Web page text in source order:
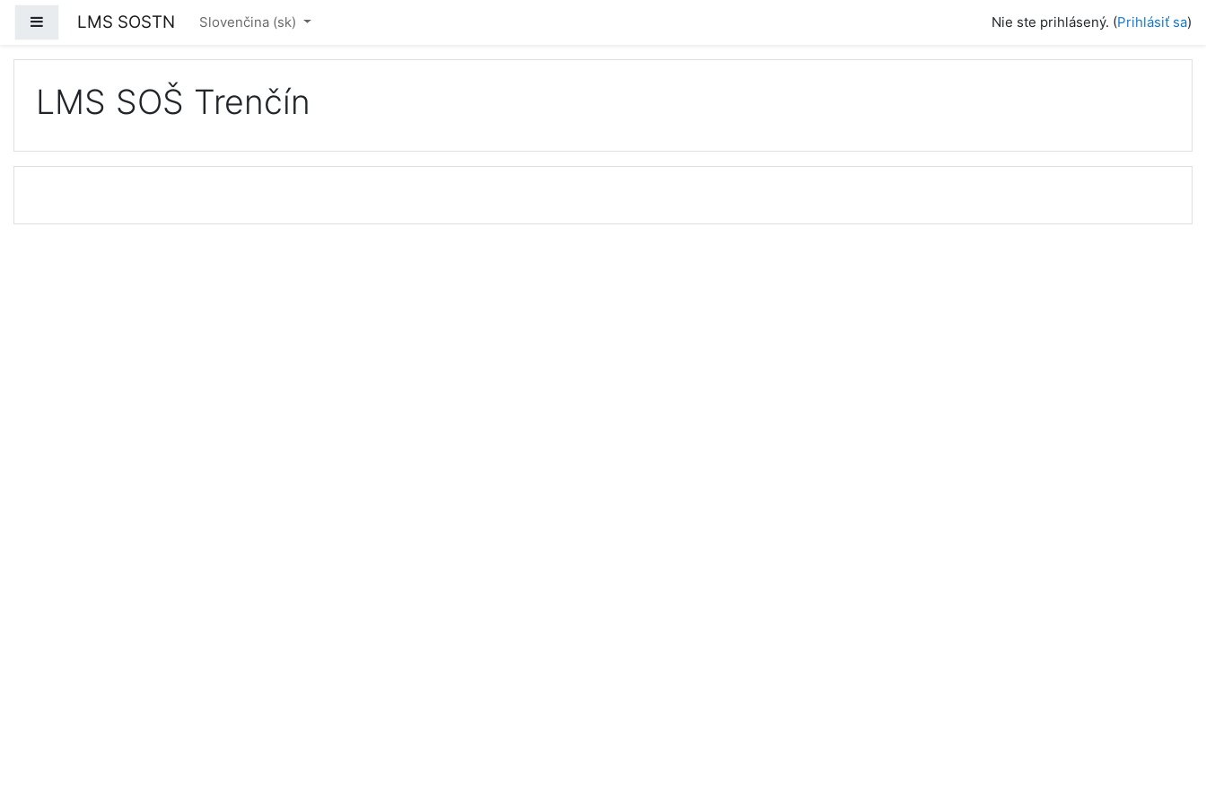
Bočný panel
LMS SOSTN Slovenčina ‎(sk)‎ Nie ste prihlásený. (Prihlásiť sa)
LMS SOŠ Trenčín